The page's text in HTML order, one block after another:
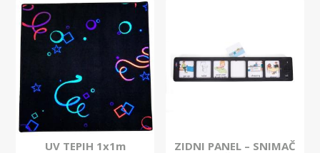
UV TEPIH 1x1m ZIDNI PANEL – SNIMAČ